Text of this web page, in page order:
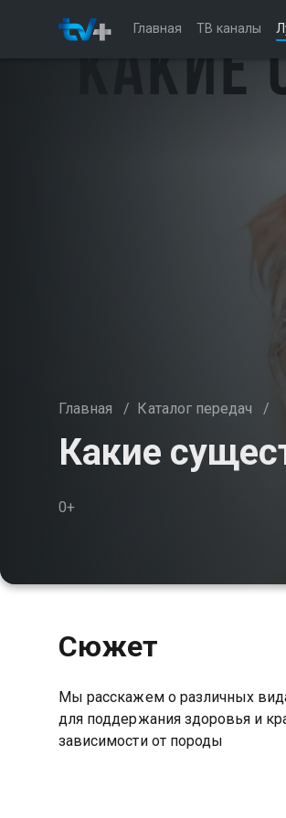
Главная ТВ каналы
Главная / Каталог передач /
Какие
0+
Сюжет
Мы расскажем о различных
для поддержания здоровья и
зависимости от породы